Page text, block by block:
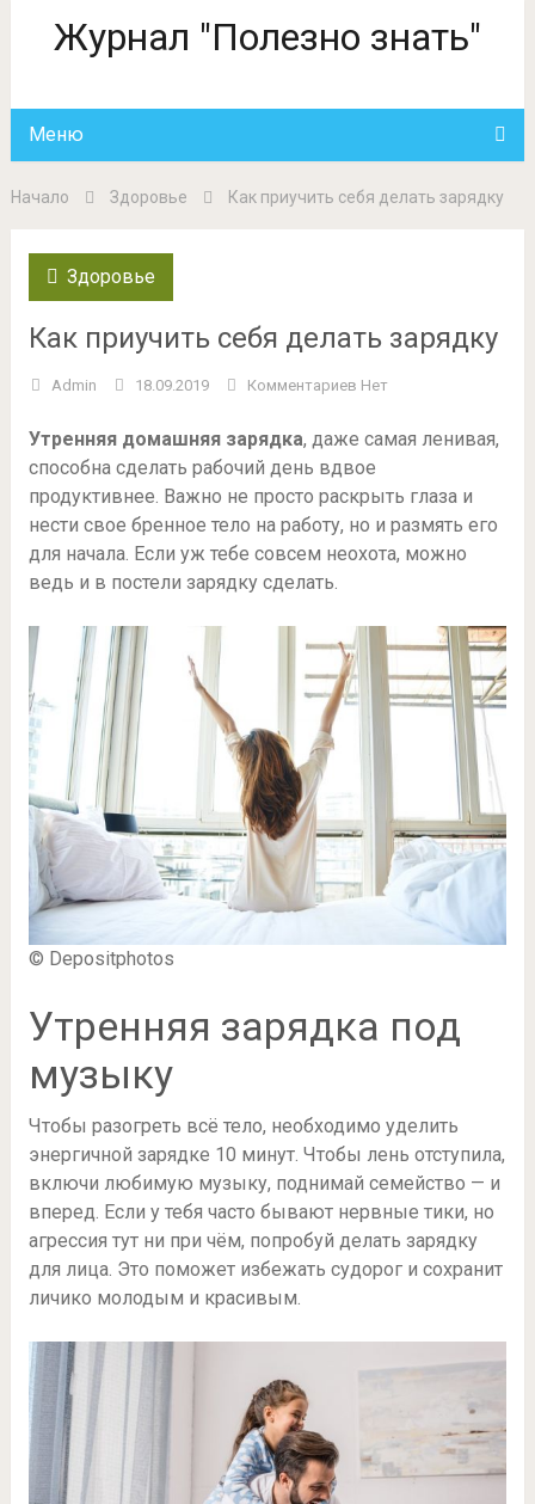
Журнал "Полезно знать"
Меню
Начало Здоровье Как приучить себя делать зарядку
Здоровье
Как приучить себя делать зарядку
Admin 18.09.2019 Комментариев Нет
Утренняя домашняя зарядка, даже самая ленивая,
способна сделать рабочий день вдвое
продуктивнее. Важно не просто раскрыть глаза и
нести свое бренное тело на работу, но и размять его
для начала. Если уж тебе совсем неохота, можно
ведь и в постели зарядку сделать.
© Depositphotos
Утренняя зарядка под
музыку
Чтобы разогреть всё тело, необходимо уделить
энергичной зарядке 10 минут. Чтобы лень отступила,
включи любимую музыку, поднимай семейство — и
вперед. Если у тебя часто бывают нервные тики, но
агрессия тут ни при чём, попробуй делать зарядку
для лица. Это поможет избежать судорог и сохранит
личико молодым и красивым.